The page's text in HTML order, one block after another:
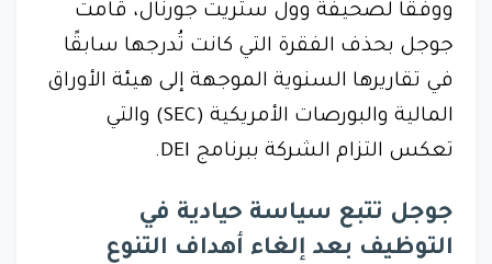
ووفقًا لصحيفة وول ستريت جورنال، قامت
جوجل بحذف الفقرة التي كانت تُدرجها سابقًا
في تقاريرها السنوية الموجهة إلى هيئة الأوراق
المالية والبورصات الأمريكية (SEC) والتي
تعكس التزام الشركة ببرنامج DEI.
جوجل تتبع سياسة حيادية في
التوظيف بعد إلغاء أهداف التنوع